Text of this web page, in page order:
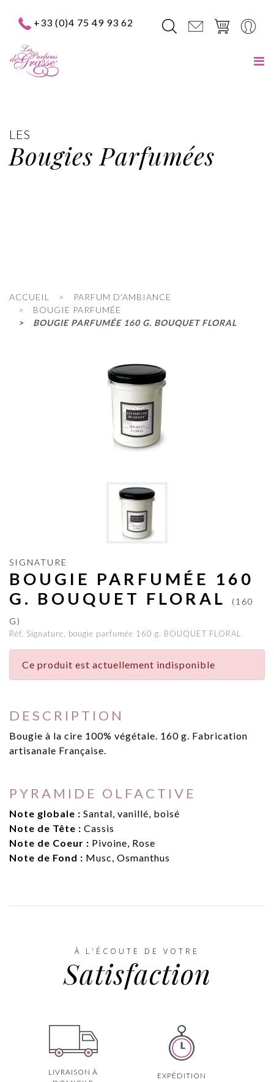
+33 (0)4 75 49 93 62
LES
Bougies Parfumées
ACCUEIL
PARFUM D'AMBIANCE
BOUGIE PARFUMÉE
BOUGIE PARFUMÉE 160 G. BOUQUET FLORAL
SIGNATURE
BOUGIE PARFUMÉE 160
G. BOUQUET FLORAL
(160
G)
Réf. Signature, bougie parfumée 160 g. BOUQUET FLORAL
Ce produit est actuellement indisponible
DESCRIPTION
Bougie à la cire 100% végétale. 160 g. Fabrication
artisanale Française.
PYRAMIDE OLFACTIVE
Note globale : Santal, vanillé, boisé
Note de Tête : Cassis
Note de Coeur : Pivoine, Rose
Note de Fond : Musc, Osmanthus
À L'ÉCOUTE DE VOTRE
Satisfaction
LIVRAISON À
EXPÉDITION